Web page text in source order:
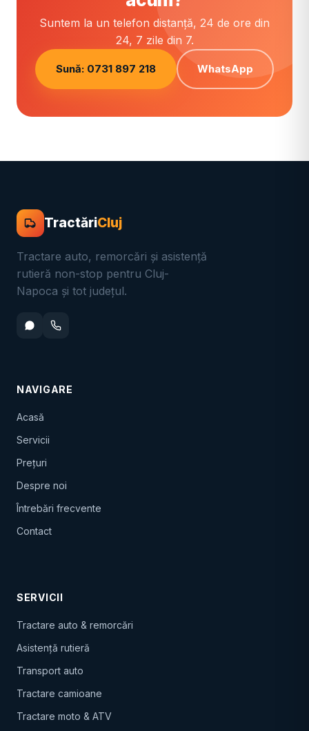
Suntem la un telefon distanță, 24 de ore din
24, 7 zile din 7.
Sună: 0731 897 218 WhatsApp
TractăriCluj
Tractare auto, remorcări și asistență
rutieră non-stop pentru Cluj-
Napoca și tot județul.
NAVIGARE
Acasă
Servicii
Prețuri
Despre noi
Întrebări frecvente
Contact
SERVICII
Tractare auto & remorcări
Asistență rutieră
Transport auto
Tractare camioane
Tractare moto & ATV